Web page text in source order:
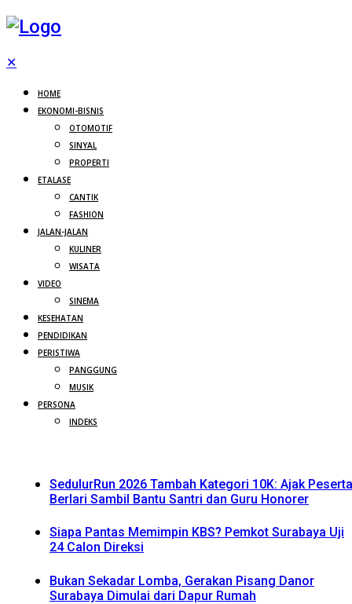
✕
HOME
EKONOMI-BISNIS
OTOMOTIF
SINYAL
PROPERTI
ETALASE
CANTIK
FASHION
JALAN-JALAN
KULINER
WISATA
VIDEO
SINEMA
KESEHATAN
PENDIDIKAN
PERISTIWA
PANGGUNG
MUSIK
PERSONA
INDEKS
SedulurRun 2026 Tambah Kategori 10K: Ajak Peserta
Berlari Sambil Bantu Santri dan Guru Honorer
Siapa Pantas Memimpin KBS? Pemkot Surabaya Uji
24 Calon Direksi
Bukan Sekadar Lomba, Gerakan Pisang Danor
Surabaya Dimulai dari Dapur Rumah